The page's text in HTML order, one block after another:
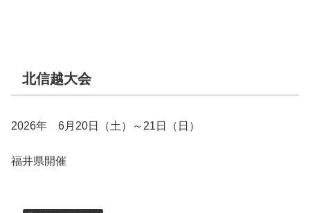
北信越大会
2026年 6月20日（土）～21日（日）
福井県開催